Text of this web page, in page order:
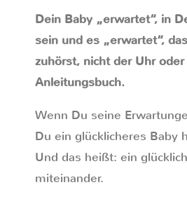
Dein Baby „erwartet“, in
sein und es „erwartet“,
zuhörst, nicht der Uhr
Anleitungsbuch.
Wenn Du seine
Du ein glücklicheres Baby
Und das heißt: ein
miteinander.